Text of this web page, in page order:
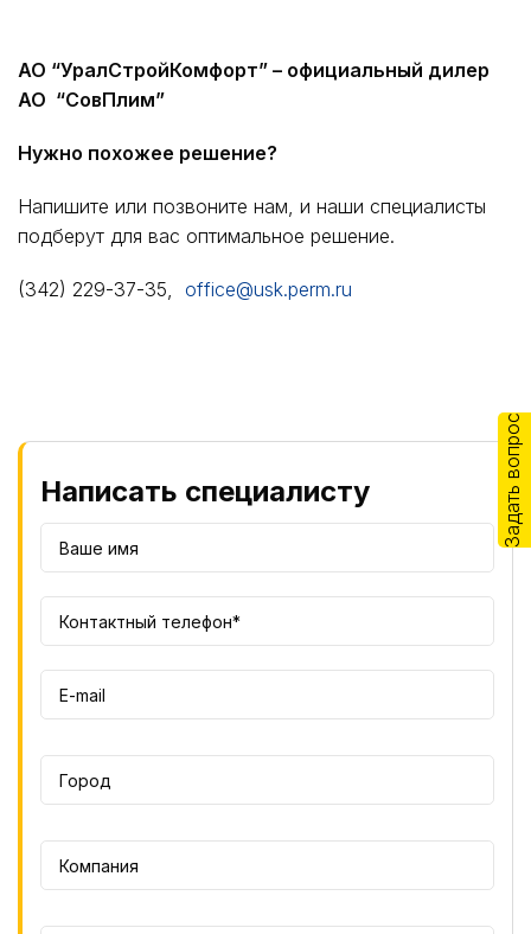
АО “УралСтройКомфорт” – официальный дилер
АО “СовПлим”
Нужно похожее решение?
Напишите или позвоните нам, и наши специалисты
подберут для вас оптимальное решение.
(342) 229-37-35, office@usk.perm.ru
Написать специалисту Задать вопрос